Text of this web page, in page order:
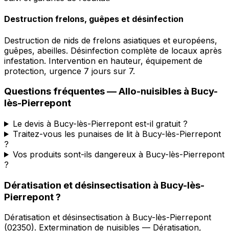
Destruction frelons, guêpes et désinfection
Destruction de nids de frelons asiatiques et européens,
guêpes, abeilles. Désinfection complète de locaux après
infestation. Intervention en hauteur, équipement de
protection, urgence 7 jours sur 7.
Questions fréquentes —Allo-nuisibles à Bucy-
lès-Pierrepont
Le devis à Bucy-lès-Pierrepont est-il gratuit ?
Traitez-vous les punaises de lit à Bucy-lès-Pierrepont
?
Vos produits sont-ils dangereux à Bucy-lès-Pierrepont
?
Dératisation et désinsectisation à Bucy-lès-
Pierrepont?
Dératisation et désinsectisation à Bucy-lès-Pierrepont
(02350). Extermination de nuisibles — Dératisation,